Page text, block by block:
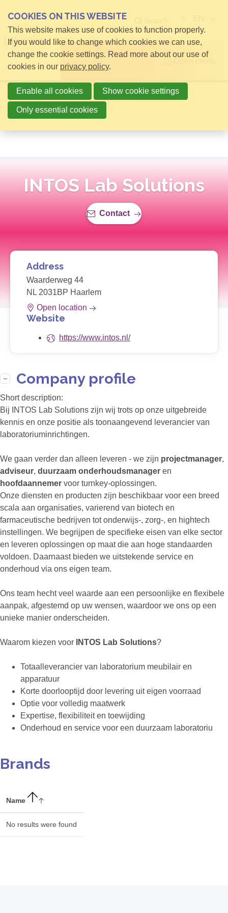
Back to overview
INTOS Lab Solutions
Contact
Address
Waarderweg 44
NL 2031BP Haarlem
Open location
Website
https://www.intos.nl/
Company profile
Short description:
Bij INTOS Lab Solutions zijn wij trots op onze uitgebreide
kennis en onze positie als toonaangevend leverancier van
laboratoriuminrichtingen.
We gaan verder dan alleen leveren - we zijn projectmanager,
adviseur, duurzaam onderhoudsmanager en
hoofdaannemer voor turnkey-oplossingen.
Onze diensten en producten zijn beschikbaar voor een breed
scala aan organisaties, varierend van biotech en
farmaceutische bedrijven tot onderwijs-, zorg-, en hightech
instellingen. We begrijpen de specifieke eisen van elke sector
en leveren oplossingen op maat die aan hoge standaarden
voldoen. Daarnaast bieden we uitstekende service en
onderhoud via ons eigen team.
Ons team hecht veel waarde aan een persoonlijke en flexibele
aanpak, afgestemd op uw wensen, waardoor we ons op een
unieke manier onderscheiden.
Waarom kiezen voor INTOS Lab Solutions?
Totaalleverancier van laboratorium meubilair en
apparatuur
Korte doorlooptijd door levering uit eigen voorraad
Optie voor volledig maatwerk
Expertise, flexibiliteit en toewijding
Onderhoud en service voor een duurzaam laboratoriu
Brands
Name
No results were found
COOKIES ON THIS WEBSITE
This website makes use of cookies to function properly.
If you would like to change which cookies we can use,
change the cookie settings. Read more about our use of
cookies in our privacy policy.
Enable all cookies Show cookie settings
Only essential cookies